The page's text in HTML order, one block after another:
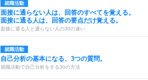
就職活動
面接に通らない人は、回答のすべてを覚える。
面接に通る人は、回答の要点だけ覚える。
面接に通る人と通らない人の30の違い
就職活動
自己分析の基本になる、3つの質問。
就職活動で自己分析をする30の方法